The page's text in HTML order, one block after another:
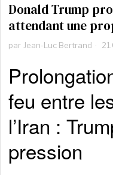
Donald Trump
attendant une
par Jean-Luc Bertrand
feu entre
l’Iran :
pression